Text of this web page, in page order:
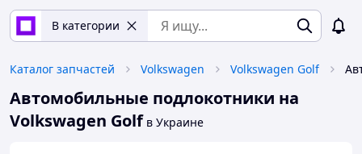
В категории
Каталог запчастей Volkswagen Volkswagen Golf
Автомобильные подлокотники на
Volkswagen Golf в Украине